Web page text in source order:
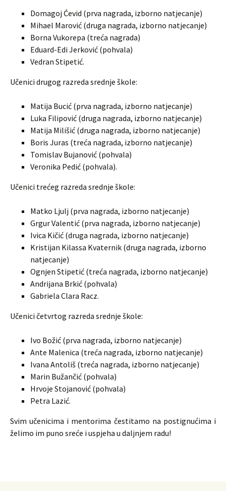
Domagoj Ćevid (prva nagrada, izborno natjecanje)
Mihael Marović (druga nagrada, izborno natjecanje)
Borna Vukorepa (treća nagrada)
Eduard-Edi Jerković (pohvala)
Vedran Stipetić.
Učenici drugog razreda srednje škole:
Matija Bucić (prva nagrada, izborno natjecanje)
Luka Filipović (druga nagrada, izborno natjecanje)
Matija Milišić (druga nagrada, izborno natjecanje)
Boris Juras (treća nagrada, izborno natjecanje)
Tomislav Bujanović (pohvala)
Veronika Pedić (pohvala).
Učenici trećeg razreda srednje škole:
Matko Ljulj (prva nagrada, izborno natjecanje)
Grgur Valentić (prva nagrada, izborno natjecanje)
Ivica Kičić (druga nagrada, izborno natjecanje)
Kristijan Kilassa Kvaternik (druga nagrada, izborno
natjecanje)
Ognjen Stipetić (treća nagrada, izborno natjecanje)
Andrijana Brkić (pohvala)
Gabriela Clara Racz.
Učenici četvrtog razreda srednje škole:
Ivo Božić (prva nagrada, izborno natjecanje)
Ante Malenica (treća nagrada, izborno natjecanje)
Ivana Antoliš (treća nagrada, izborno natjecanje)
Marin Bužančić (pohvala)
Hrvoje Stojanović (pohvala)
Petra Lazić.
Svim učenicima i mentorima čestitamo na postignućima i
želimo im puno sreće i uspjeha u daljnjem radu!